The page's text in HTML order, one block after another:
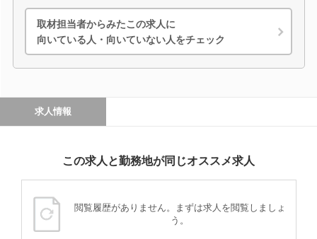
取材担当者からみたこの求人に
向いている人・向いていない人をチェック
求人情報
この求人と勤務地が同じオススメ求人
閲覧履歴がありません。まずは求人を閲覧しましょ
う。